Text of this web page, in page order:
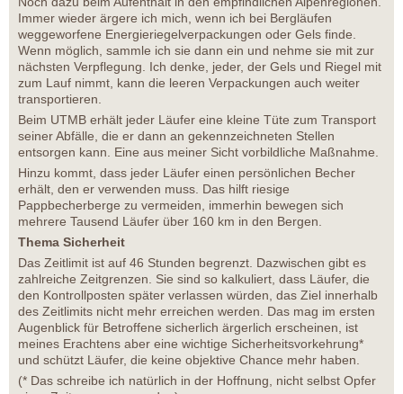
Immer wieder ärgere ich mich, wenn ich bei Bergläufen
weggeworfene Energieriegelverpackungen oder Gels finde.
Wenn möglich, sammle ich sie dann ein und nehme sie mit zur
nächsten Verpflegung. Ich denke, jeder, der Gels und Riegel mit
zum Lauf nimmt, kann die leeren Verpackungen auch weiter
transportieren.
Beim UTMB erhält jeder Läufer eine kleine Tüte zum Transport
seiner Abfälle, die er dann an gekennzeichneten Stellen
entsorgen kann. Eine aus meiner Sicht vorbildliche Maßnahme.
Hinzu kommt, dass jeder Läufer einen persönlichen Becher
erhält, den er verwenden muss. Das hilft riesige
Pappbecherberge zu vermeiden, immerhin bewegen sich
mehrere Tausend Läufer über 160 km in den Bergen.
Thema Sicherheit
Das Zeitlimit ist auf 46 Stunden begrenzt. Dazwischen gibt es
zahlreiche Zeitgrenzen. Sie sind so kalkuliert, dass Läufer, die
den Kontrollposten später verlassen würden, das Ziel innerhalb
des Zeitlimits nicht mehr erreichen werden. Das mag im ersten
Augenblick für Betroffene sicherlich ärgerlich erscheinen, ist
meines Erachtens aber eine wichtige Sicherheitsvorkehrung*
und schützt Läufer, die keine objektive Chance mehr haben.
(* Das schreibe ich natürlich in der Hoffnung, nicht selbst Opfer